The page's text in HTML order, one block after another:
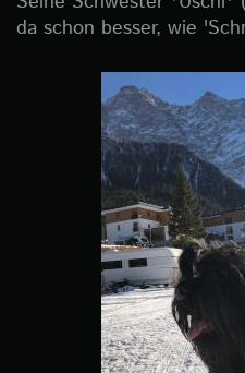
da schon besser, wie